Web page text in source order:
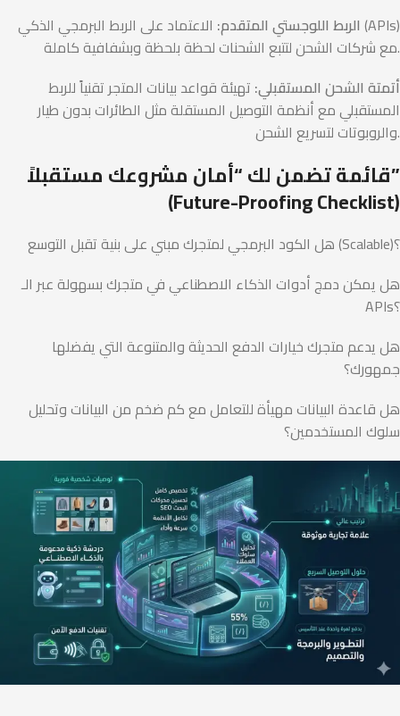
الربط اللوجستي المتقدم: الاعتماد على الربط البرمجي الذكي (APIs)
مع شركات الشحن لتتبع الشحنات لحظة بلحظة وبشفافية كاملة.
أتمتة الشحن المستقبلي: تهيئة قواعد بيانات المتجر تقنياً للربط
المستقبلي مع أنظمة التوصيل المستقلة مثل الطائرات بدون طيار
والروبوتات لتسريع الشحن.
قائمة تضمن لك “أمان مشروعك مستقبلاً”
(Future-Proofing Checklist)
هل الكود البرمجي لمتجرك مبني على بنية تقبل التوسع (Scalable)؟
هل يمكن دمج أدوات الذكاء الاصطناعي في متجرك بسهولة عبر الـ
APIs؟
هل يدعم متجرك خيارات الدفع الحديثة والمتنوعة التي يفضلها
جمهورك؟
هل قاعدة البيانات مهيأة للتعامل مع كم ضخم من البيانات وتحليل
سلوك المستخدمين؟